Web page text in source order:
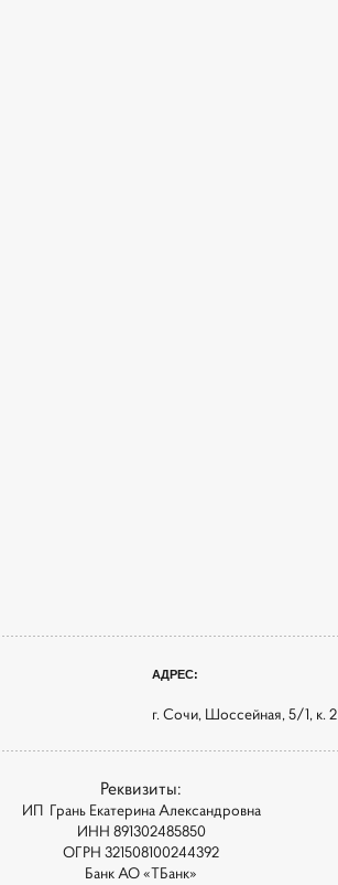
АДРЕС:
г. Сочи, Шоссейная, 5/1, к. 2
Реквизиты:
ИП Грань Екатерина Александровна
ИНН 891302485850
ОГРН 321508100244392
Банк АО «ТБанк»